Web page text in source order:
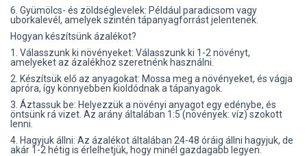
6. Gyümölcs- és zöldséglevelek: Például paradicsom vagy
uborkalevél, amelyek szintén tápanyagforrást jelentenek.
Hogyan készítsünk ázalékot?
1. Válasszunk ki növényeket: Válasszunk ki 1-2 növényt,
amelyeket az ázalékhoz szeretnénk használni.
2. Készítsük elő az anyagokat: Mossa meg a növényeket, és vágja
apróra, így könnyebben kioldódnak a tápanyagok.
3. Áztassuk be: Helyezzük a növényi anyagot egy edénybe, és
öntsünk rá vizet. Az arány általában 1:5 (növények: víz) szokott
lenni.
4. Hagyjuk állni: Az ázalékot általában 24-48 óráig állni hagyjuk, de
akár 1-2 hétig is érlelhetjük, hogy minél gazdagabb legyen.